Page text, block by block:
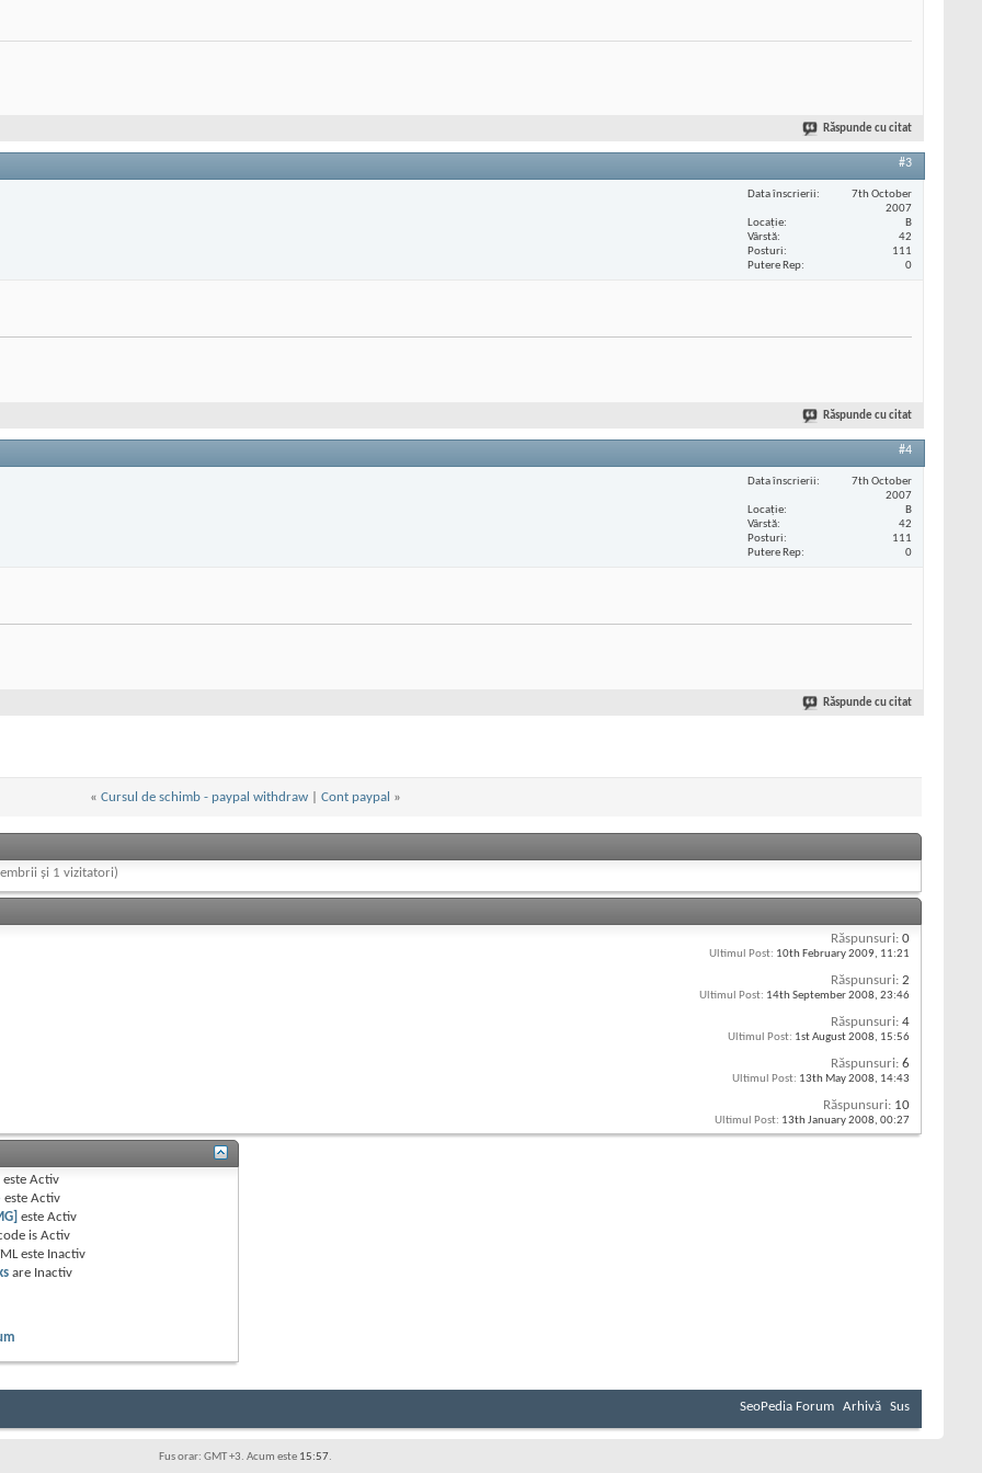
Răspunde cu citat
#3
Data înscrierii
7th October
2007
Locaţie
B
Vârstă
42
Posturi
111
Putere Rep
0
Răspunde cu citat
#4
Data înscrierii
7th October
2007
Locaţie
B
Vârstă
42
Posturi
111
Putere Rep
0
Răspunde cu citat
« Cursul de schimb - paypal withdraw Cont paypal »
și 1 vizitatori)
Răspunsuri: 0
Ultimul Post: 10th February 2009, 11:21
Răspunsuri: 2
Ultimul Post: 14th September 2008, 23:46
Răspunsuri: 4
Ultimul Post: 1st August 2008, 15:56
Răspunsuri: 6
Ultimul Post: 13th May 2008, 14:43
Răspunsuri: 10
Ultimul Post: 13th January 2008, 00:27
esteActiv
esteActiv
esteActiv
isActiv
este Inactiv
are Inactiv
SeoPedia Forum Arhivă Sus
Fus orar: GMT +3. Acum este 15:57.